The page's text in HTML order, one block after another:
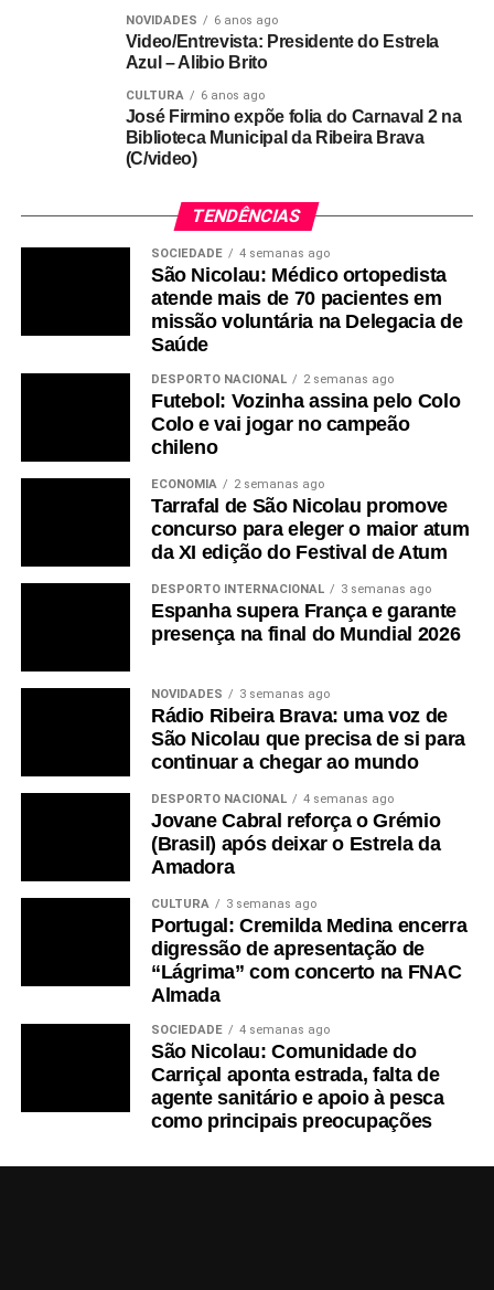
NOVIDADES 6 anos ago
Video/Entrevista: Presidente do Estrela
Azul – Alibio Brito
CULTURA 6 anos ago
José Firmino expõe folia do Carnaval 2 na
Biblioteca Municipal da Ribeira Brava
(C/video)
TENDÊNCIAS
SOCIEDADE 4 semanas ago
São Nicolau: Médico ortopedista
atende mais de 70 pacientes em
missão voluntária na Delegacia de
Saúde
DESPORTO NACIONAL 2 semanas ago
Futebol: Vozinha assina pelo Colo
Colo e vai jogar no campeão
chileno
ECONOMIA 2 semanas ago
Tarrafal de São Nicolau promove
concurso para eleger o maior atum
da XI edição do Festival de Atum
DESPORTO INTERNACIONAL 3 semanas ago
Espanha supera França e garante
presença na final do Mundial 2026
NOVIDADES 3 semanas ago
Rádio Ribeira Brava: uma voz de
São Nicolau que precisa de si para
continuar a chegar ao mundo
DESPORTO NACIONAL 4 semanas ago
Jovane Cabral reforça o Grémio
(Brasil) após deixar o Estrela da
Amadora
CULTURA 3 semanas ago
Portugal: Cremilda Medina encerra
digressão de apresentação de
“Lágrima” com concerto na FNAC
Almada
SOCIEDADE 4 semanas ago
São Nicolau: Comunidade do
Carriçal aponta estrada, falta de
agente sanitário e apoio à pesca
como principais preocupações